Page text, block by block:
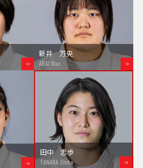
新井 万央
ARAI Mao
田中 志歩
TANAKA Shiho